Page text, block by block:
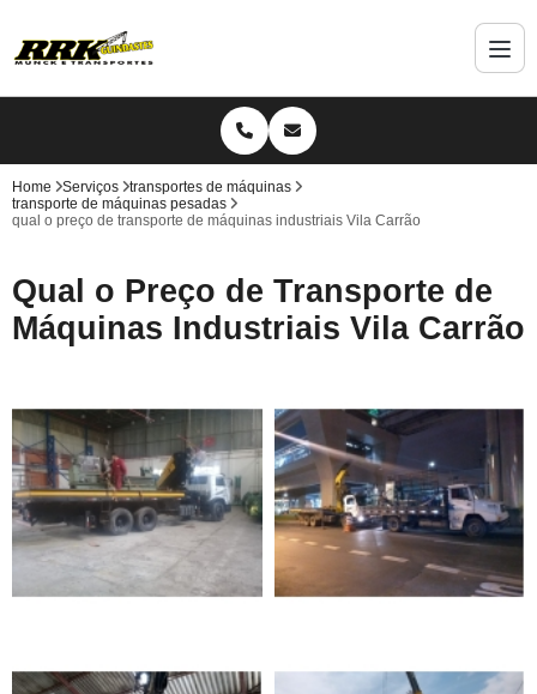
Home Serviços
transportes de máquinas
transporte de máquinas pesadas
qual o preço de transporte de máquinas industriais Vila Carrão
Qual o Preço de Transporte de
Máquinas Industriais Vila Carrão